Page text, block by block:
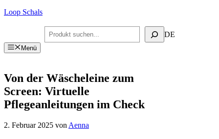
Zum
Loop Schals
Suchen DE
Menü
Von der Wäscheleine zum
Screen: Virtuelle
Pflegeanleitungen im Check
2. Februar 2025 von Aenna